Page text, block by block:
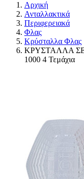
Αρχική
Ανταλλακτικά
Περιφερειακά
Φλας
Κρύσταλλα Φλας
ΚΡΥΣΤΑΛΛΑ
1000 4 Τεμάχια